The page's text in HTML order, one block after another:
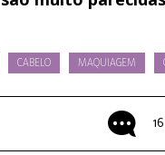
CABELO MAQUIAGEM